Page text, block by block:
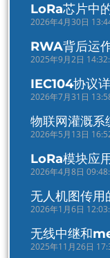
LoRa芯片中
2026年4月30日
RWA背后运
2025年9月2日
IEC104协议
2026年7月31日
物联网灌溉系
2026年5月13日
LoRa模块应
2026年4月8日
无人机图传用
2026年1月6日
无线中继和
2025年11月26日